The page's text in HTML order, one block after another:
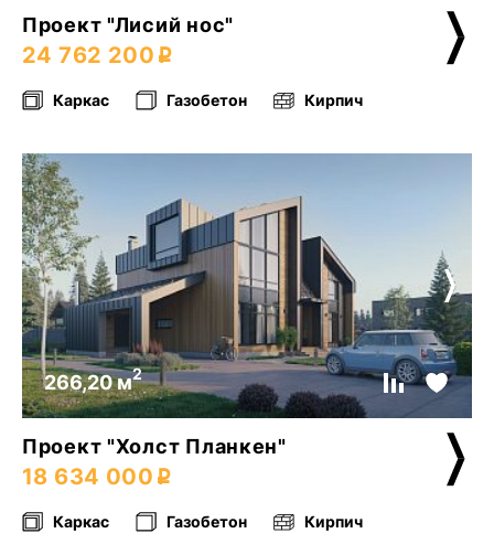
Проект "Лисий нос"
24 762 200
Каркас Газобетон Кирпич
266,20 м2
Проект "Холст Планкен"
18 634 000
Каркас Газобетон Кирпич